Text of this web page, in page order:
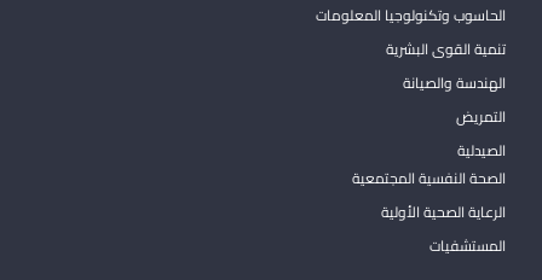
الحاسوب وتكنولوجيا المعلومات
تنمية القوى البشرية
الهندسة والصيانة
التمريض
الصيدلية
الصحة النفسية المجتمعية
الرعاية الصحية الأولية
المستشفيات